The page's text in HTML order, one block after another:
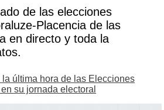
de las elecciones
Placencia de las
en directo y toda la
última hora de las Elecciones
su jornada electoral